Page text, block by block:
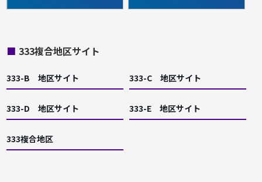
■ 333複合地区サイト
333-B 地区サイト 333-C 地区サイト
333-D 地区サイト 333-E 地区サイト
333複合地区